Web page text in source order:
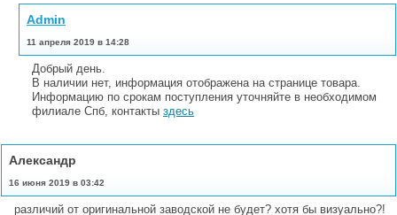
Admin
11 апреля 2019 в 14:28
Добрый день.
В наличии нет, информация отображена на странице товара.
Информацию по срокам поступления уточняйте в необходимом
филиале Спб, контакты здесь
Александр
16 июня 2019 в 03:42
различий от оригинальной заводской не будет? хотя бы визуально?!